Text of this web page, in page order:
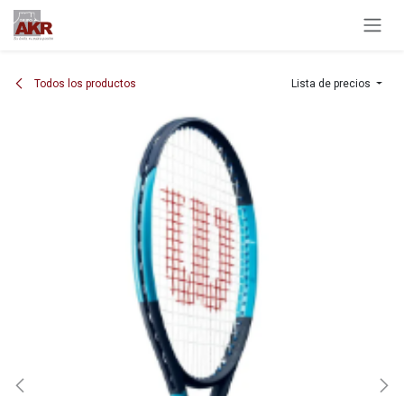
Ir al contenido
Todos los productos Lista de precios